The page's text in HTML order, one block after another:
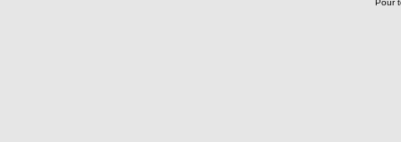
Pour